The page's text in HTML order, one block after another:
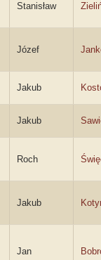
Stanisław
Józef
Jakub
Jakub
Roch
Jakub
Jan